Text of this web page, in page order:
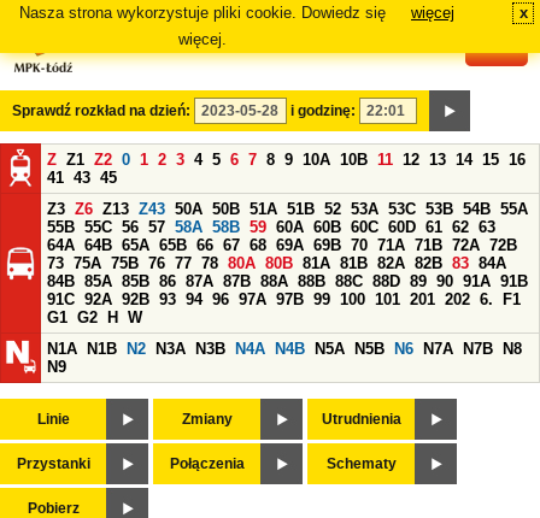
Nasza strona wykorzystuje pliki cookie. Dowiedz się
więcej.
więcej x
Sprawdź rozkład na dzień: i godzinę:
Z Z1 Z2 0 1 2 3 4 5 6 7 8 9 10A 10B 11 12 13 14 15 16
41 43 45
Z3 Z6 Z13 Z43 50A 50B 51A 51B 52 53A 53C 53B 54B 55A
55B 55C 56 57 58A 58B 59 60A 60B 60C 60D 61 62 63
64A 64B 65A 65B 66 67 68 69A 69B 70 71A 71B 72A 72B
73 75A 75B 76 77 78 80A 80B 81A 81B 82A 82B 83 84A
84B 85A 85B 86 87A 87B 88A 88B 88C 88D 89 90 91A 91B
91C 92A 92B 93 94 96 97A 97B 99 100 101 201 202 6.
F1
G1 G2 H
W
N1A
N1B N2 N3A N3B N4A N4B N5A N5B N6 N7A N7B
N8
N9
Linie Zmiany Utrudnienia
Przystanki Połączenia Schematy
Pobierz